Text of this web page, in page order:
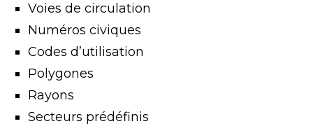
Voies de circulation
Numéros civiques
Codes d’utilisation
Polygones
Rayons
Secteurs prédéfinis